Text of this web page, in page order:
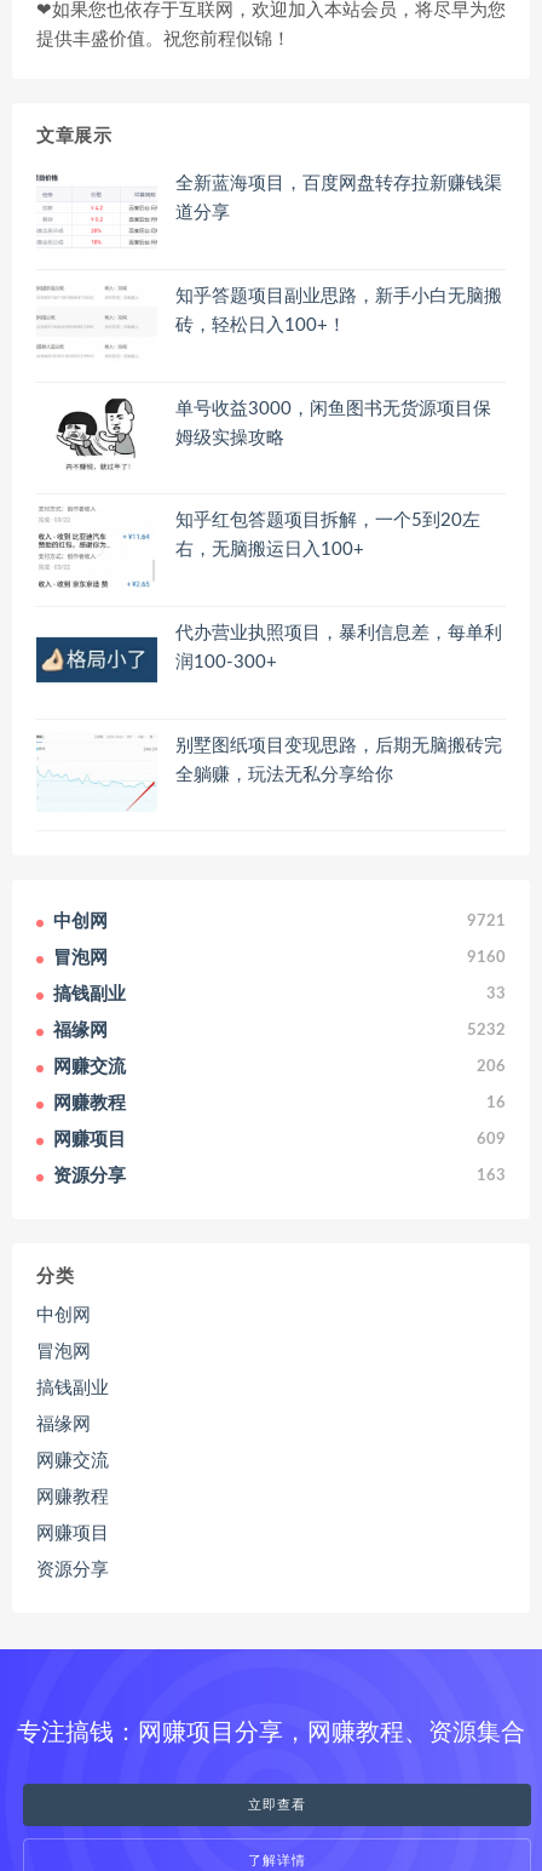
❤如果您也依存于互联网，欢迎加入本站会员，将尽早为您
提供丰盛价值。祝您前程似锦！
文章展示
全新蓝海项目，百度网盘转存拉新赚钱渠
道分享
知乎答题项目副业思路，新手小白无脑搬
砖，轻松日入100+！
单号收益3000，闲鱼图书无货源项目保
姆级实操攻略
知乎红包答题项目拆解，一个5到20左
右，无脑搬运日入100+
代办营业执照项目，暴利信息差，每单利
润100-300+
别墅图纸项目变现思路，后期无脑搬砖完
全躺赚，玩法无私分享给你
中创网 9721
冒泡网 9160
搞钱副业 33
福缘网 5232
网赚交流 206
网赚教程 16
网赚项目 609
资源分享 163
分类
中创网
冒泡网
搞钱副业
福缘网
网赚交流
网赚教程
网赚项目
资源分享
专注搞钱：网赚项目分享，网赚教程、资源集合
立即查看
了解详情